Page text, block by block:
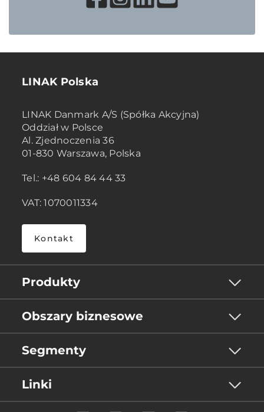
LINAK Polska
LINAK Danmark A/S (Spółka Akcyjna)
Oddział w Polsce
Al. Zjednoczenia 36
01-830 Warszawa, Polska
Tel.: +48 604 84 44 33
VAT: 1070011334
Kontakt
Produkty
Obszary biznesowe
Segmenty
Linki